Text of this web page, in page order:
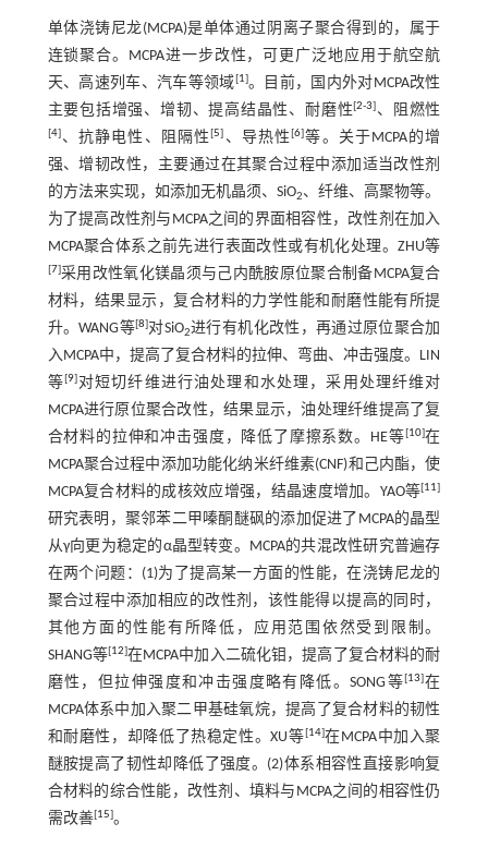
单体浇铸尼龙(MCPA)是单体通过阴离子聚合得到的，属于
连锁聚合。MCPA进一步改性，可更广泛地应用于航空航
天、高速列车、汽车等领域[1]。目前，国内外对MCPA改性
主要包括增强、增韧、提高结晶性、耐磨性[2-3] 、阻燃性
[4]、抗静电性、阻隔性[5] 、导热性[6]等。关于MCPA的增
强、增韧改性，主要通过在其聚合过程中添加适当改性剂
的方法来实现，如添加无机晶须、SiO2、纤维、高聚物等。
为了提高改性剂与MCPA之间的界面相容性，改性剂在加入
MCPA聚合体系之前先进行表面改性或有机化处理。ZHU等
[7]采用改性氧化镁晶须与己内酰胺原位聚合制备MCPA复合
材料，结果显示，复合材料的力学性能和耐磨性能有所提
升。WANG等[8]对SiO2进行有机化改性，再通过原位聚合加
入MCPA中，提高了复合材料的拉伸、弯曲、冲击强度。LIN
等[9]对短切纤维进行油处理和水处理，采用处理纤维对
MCPA进行原位聚合改性，结果显示，油处理纤维提高了复
合材料的拉伸和冲击强度，降低了摩擦系数。HE等[10]在
MCPA聚合过程中添加功能化纳米纤维素(CNF)和己内酯，使
MCPA复合材料的成核效应增强，结晶速度增加。YAO等[11]
研究表明，聚邻苯二甲嗪酮醚砜的添加促进了MCPA的晶型
从γ向更为稳定的α晶型转变。MCPA的共混改性研究普遍存
在两个问题：(1)为了提高某一方面的性能，在浇铸尼龙的
聚合过程中添加相应的改性剂，该性能得以提高的同时，
其他方面的性能有所降低，应用范围依然受到限制。
SHANG等[12]在MCPA中加入二硫化钼，提高了复合材料的耐
磨性，但拉伸强度和冲击强度略有降低。SONG等[13]在
MCPA体系中加入聚二甲基硅氧烷，提高了复合材料的韧性
和耐磨性，却降低了热稳定性。XU等[14]在MCPA中加入聚
醚胺提高了韧性却降低了强度。(2)体系相容性直接影响复
合材料的综合性能，改性剂、填料与MCPA之间的相容性仍
需改善[15]。